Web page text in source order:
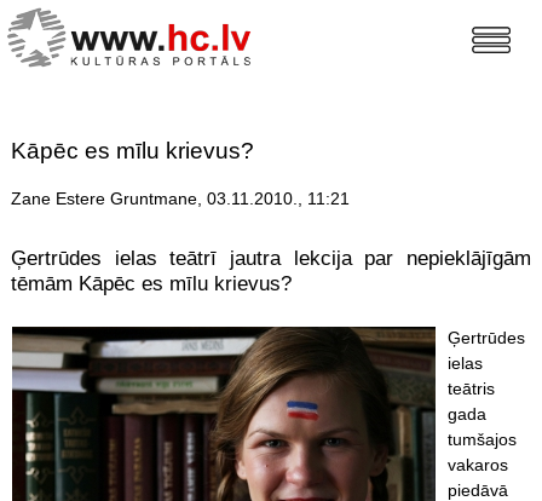
Kāpēc es mīlu krievus?
Zane Estere Gruntmane, 03.11.2010., 11:21
Ģertrūdes ielas teātrī jautra lekcija par nepieklājīgām
tēmām Kāpēc es mīlu krievus?
Ģertrūdes
ielas
teātris
gada
tumšajos
vakaros
piedāvā